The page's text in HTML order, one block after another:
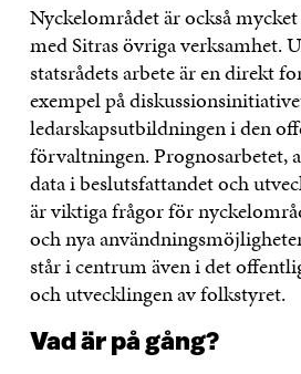
Nyckelområdet är också
med Sitras övriga verksamhet.
statsrådets arbete är en direkt
exempel på
ledarskapsutbildningen i den
förvaltningen. Prognosarbetet,
data i beslutsfattandet och
är viktiga frågor för
och nya
står i centrum även i det
och utvecklingen av folkstyret.
Vad är på gång?